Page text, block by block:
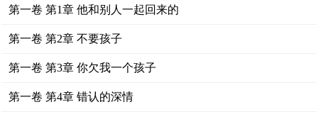
第一卷 第1章 他和别人一起回来的
第一卷 第2章 不要孩子
第一卷 第3章 你欠我一个孩子
第一卷 第4章 错认的深情